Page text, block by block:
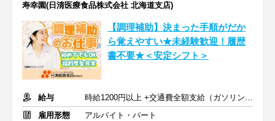
寿幸園(日清医療食品株式会社 北海道支店)
【調理補助】決まった手順がだか
ら覚えやすい★未経験歓迎！履歴
書不要★＜安定シフト＞
給与
時給1200円以上 +交通費全額支給（ガソリン代も支給）
雇用形態
アルバイト・パート